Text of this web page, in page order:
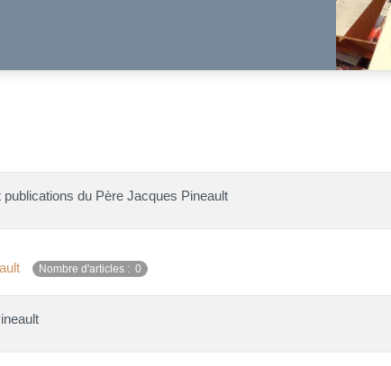
du Père Jacques Pineault
Nombre d'articles : 0